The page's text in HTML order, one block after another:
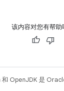
该内容对您有帮助
OpenJDK 是